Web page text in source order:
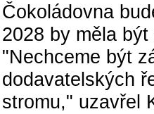
Čokoládovna
2028 by měla
"Nechceme být
dodavatelských
stromu," uzavřel